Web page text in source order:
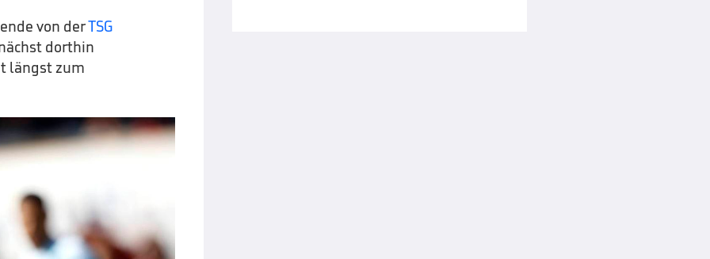
von derTSG
dorthin
längst zum